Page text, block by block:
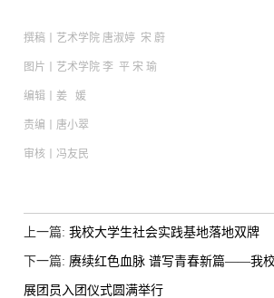
撰稿丨艺术学院 唐淑婷 宋 蔚
图片 丨艺术学院 李 平 宋 瑜
编辑丨姜 媛
责编丨唐小翠
审核丨冯友民
上一篇: 我校大学生社会实践基地落地双牌
下一篇: 赓续红色血脉 谱写青春新篇——我
展团员入团仪式圆满举行